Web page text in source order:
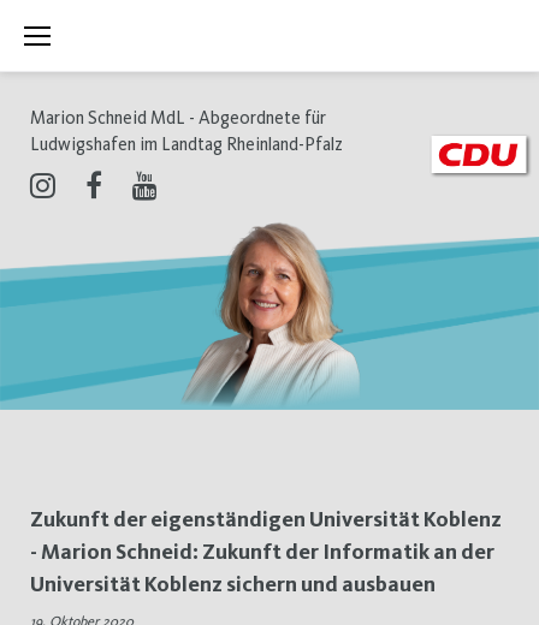
Inhalt
Marion Schneid MdL - Abgeordnete für
Ludwigshafen im Landtag Rheinland-Pfalz
Schlagwort:
Universitäten
Zukunft der eigenständigen Universität Koblenz
- Marion Schneid: Zukunft der Informatik an der
Universität Koblenz sichern und ausbauen
19. Oktober 2020